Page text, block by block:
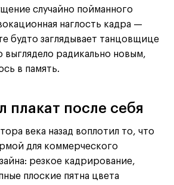
случайно пойманного
наглость кадра —
будто заглядывает танцовщице
выглядело радикально новым,
в память.
плакат после себя
века назад воплотил то, что
для коммерческого
резкое кадрирование,
плоские пятна цвета